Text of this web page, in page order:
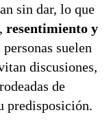
sin dar, lo que
, resentimiento y
suelen
discusiones,
de
predisposición.